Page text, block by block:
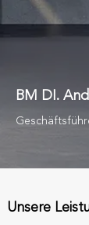
BM DI.
Unsere